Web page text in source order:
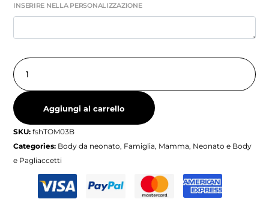
INSERIRE NELLA PERSONALIZZAZIONE
Aggiungi al carrello
SKU:fshTOM03B
Categories: Body da neonato, Famiglia, Mamma, Neonato e Body
e Pagliaccetti